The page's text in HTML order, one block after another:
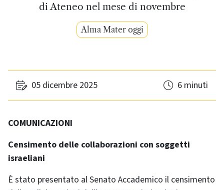
di Ateneo nel mese di novembre
Alma Mater oggi
05 dicembre 2025 6 minuti
COMUNICAZIONI
Censimento delle collaborazioni con soggetti
israeliani
È stato presentato al Senato Accademico il censimento